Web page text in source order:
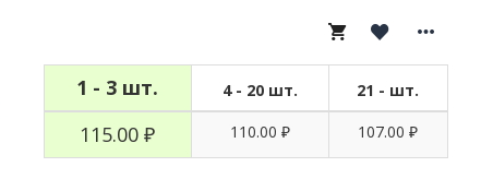
1 - 3 шт. 4 - 20 шт. 21 - шт.
115.00 ₽ 110.00 ₽ 107.00 ₽